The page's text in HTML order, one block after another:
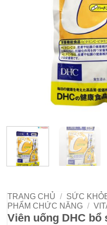
TRANG CHỦ / SỨC
PHẨM CHỨC NĂNG /
Viên uống DHC bổ